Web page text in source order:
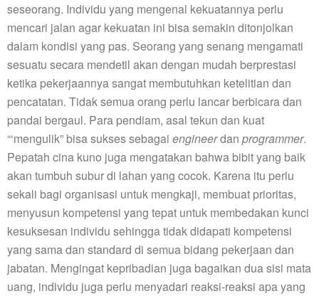
seseorang. Individu yang mengenal kekuatannya perlu
mencari jalan agar kekuatan ini bisa semakin ditonjolkan
dalam kondisi yang pas. Seorang yang senang mengamati
sesuatu secara mendetil akan dengan mudah berprestasi
ketika pekerjaannya sangat membutuhkan ketelitian dan
pencatatan. Tidak semua orang perlu lancar berbicara dan
pandai bergaul. Para pendiam, asal tekun dan kuat
“‘mengulik” bisa sukses sebagai engineerdan programmer.
Pepatah cina kuno juga mengatakan bahwa bibit yang baik
akan tumbuh subur di lahan yang cocok. Karena itu perlu
sekali bagi organisasi untuk mengkaji, membuat prioritas,
menyusun kompetensi yang tepat untuk membedakan kunci
kesuksesan individu sehingga tidak didapati kompetensi
yang sama dan standard di semua bidang pekerjaan dan
jabatan. Mengingat kepribadian juga bagaikan dua sisi mata
uang, individu juga perlu menyadari reaksi-reaksi apa yang